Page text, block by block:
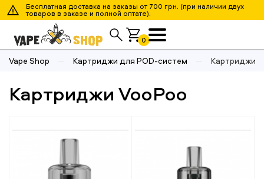
Бесплатная доставка на заказы от 700 грн. (при наличии двух
товаров в заказе и полной оптате).
0
Vape Shop Картриджи для POD-систем Картриджи
Картриджи VooPoo